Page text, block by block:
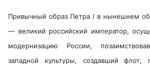
Привычный образ Петра I в нынешнем
— великий российский император,
модернизацию России,
западной культуры, создавший флот,